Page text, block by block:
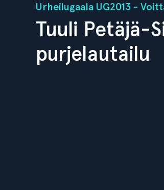
Urheilugaala UG2013 -
Tuuli Petäjä-
purjelautailu